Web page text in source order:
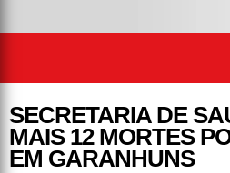
SECRETARIA DE
MAIS 12 MORTES
EM GARANHUNS